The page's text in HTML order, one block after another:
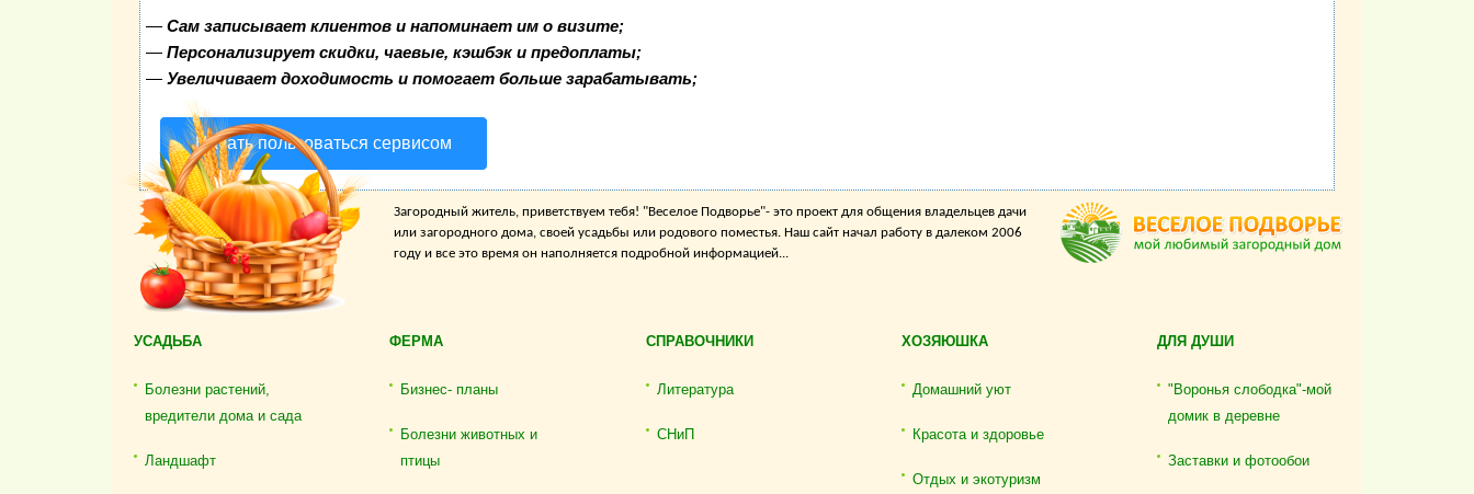
— Сам записывает клиентов и напоминает им о визите;
— Персонализирует скидки, чаевые, кэшбэк и предоплаты;
— Увеличивает доходимость и помогает больше зарабатывать;
Начать пользоваться сервисом
Загородный житель, приветствуем тебя! "Веселое Подворье"- это проект для общения владельцев дачи
или загородного дома, своей усадьбы или родового поместья. Наш сайт начал работу в далеком 2006
году и все это время он наполняется подробной информацией...
УСАДЬБА
Болезни растений,
вредители дома и сада
Ландшафт
ФЕРМА
Бизнес- планы
Болезни животных и
птицы
СПРАВОЧНИКИ
Литература
СНиП
ХОЗЯЮШКА
Домашний уют
Красота и здоровье
Отдых и экотуризм
ДЛЯ ДУШИ
"Воронья слободка"-мой
домик в деревне
Заставки и фотообои